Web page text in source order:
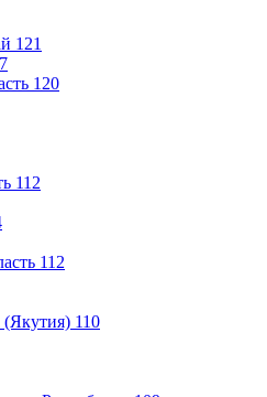
121
120
112
112
(Якутия) 110